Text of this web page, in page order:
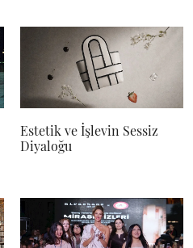
Estetik ve İşlevin Sessiz
Diyaloğu